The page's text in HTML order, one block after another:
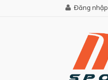
Đăng nhập